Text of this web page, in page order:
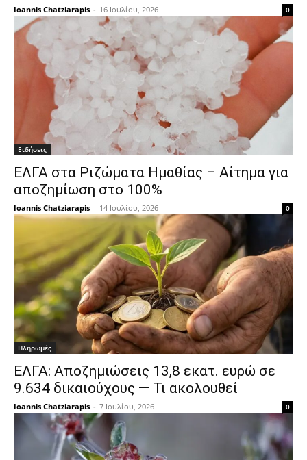
Ioannis Chatziarapis - 16 Ιουλίου, 2026 0
Ειδήσεις
ΕΛΓΑ στα Ριζώματα Ημαθίας – Αίτημα για
αποζημίωση στο 100%
Ioannis Chatziarapis - 14 Ιουλίου, 2026 0
Πληρωμές
ΕΛΓΑ: Αποζημιώσεις 13,8 εκατ. ευρώ σε
9.634 δικαιούχους — Τι ακολουθεί
Ioannis Chatziarapis - 7 Ιουλίου, 2026 0